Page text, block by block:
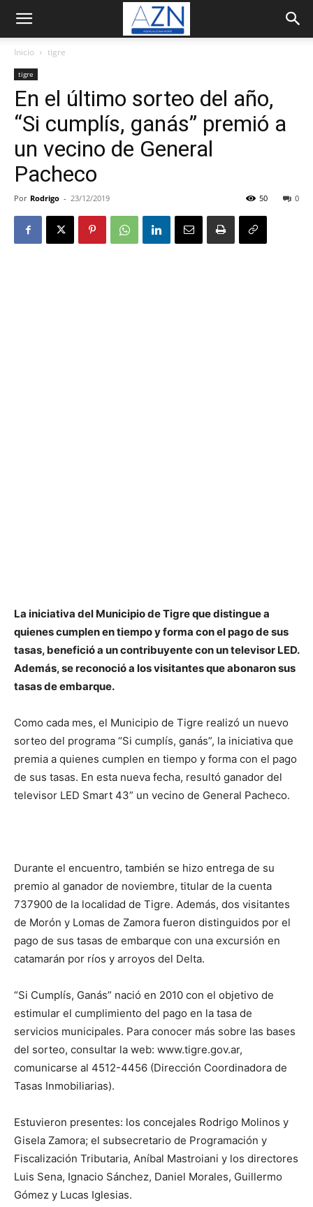
Inicio tigre
tigre
En el último sorteo del año,
“Si cumplís, ganás” premió a
un vecino de General
Pacheco
Por Rodrigo - 23/12/2019 0
50
La iniciativa del Municipio de Tigre que distingue a
quienes cumplen en tiempo y forma con el pago de sus
tasas, benefició a un contribuyente con un televisor LED.
Además, se reconoció a los visitantes que abonaron sus
tasas de embarque.
Como cada mes, el Municipio de Tigre realizó un nuevo
sorteo del programa “Si cumplís, ganás”, la iniciativa que
premia a quienes cumplen en tiempo y forma con el pago
de sus tasas. En esta nueva fecha, resultó ganador del
televisor LED Smart 43” un vecino de General Pacheco.
Durante el encuentro, también se hizo entrega de su
premio al ganador de noviembre, titular de la cuenta
737900 de la localidad de Tigre. Además, dos visitantes
de Morón y Lomas de Zamora fueron distinguidos por el
pago de sus tasas de embarque con una excursión en
catamarán por ríos y arroyos del Delta.
“Si Cumplís, Ganás” nació en 2010 con el objetivo de
estimular el cumplimiento del pago en la tasa de
servicios municipales. Para conocer más sobre las bases
del sorteo, consultar la web: www.tigre.gov.ar,
comunicarse al 4512-4456 (Dirección Coordinadora de
Tasas Inmobiliarias).
Estuvieron presentes: los concejales Rodrigo Molinos y
Gisela Zamora; el subsecretario de Programación y
Fiscalización Tributaria, Aníbal Mastroiani y los directores
Luis Sena, Ignacio Sánchez, Daniel Morales, Guillermo
Gómez y Lucas Iglesias.